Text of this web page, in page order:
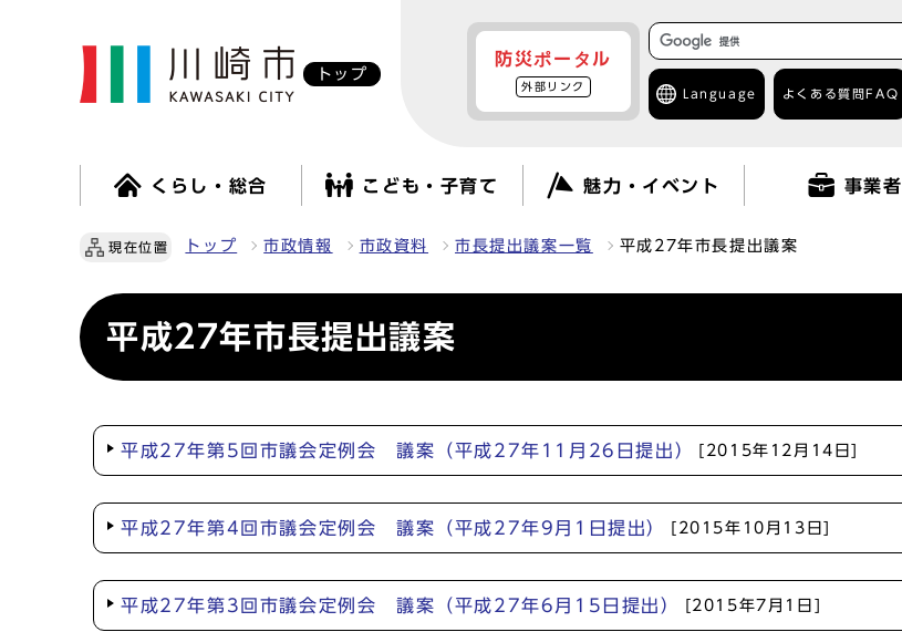
トップ
防災ポータル
外部リンク
Language よくある質問 FAQ
くらし・総合 こども・子育て 魅力・イベント 事業者
現在位置 トップ 市政情報 市政資料 市長提出議案一覧 平成27年市長提出議案
平成27年市長提出議案
平成27年第5回市議会定例会 議案（平成27年11月26日提出） [2015年12月14日]
平成27年第4回市議会定例会 議案（平成27年9月1日提出） [2015年10月13日]
平成27年第3回市議会定例会 議案（平成27年6月15日提出） [2015年7月1日]